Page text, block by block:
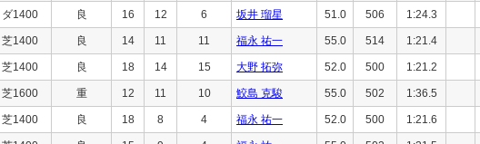
ダ1400 良 16 12 6 坂井 瑠星 51.0 506 1:24.3
芝1400 良 14 11 11 福永 祐一 55.0 514 1:21.4
芝1400 良 18 14 15 大野 拓弥 52.0 500 1:21.2
芝1600 重 12 11 10 鮫島 克駿 55.0 502 1:36.5
芝1400 良 18 8 4 福永 祐一 52.0 500 1:21.6